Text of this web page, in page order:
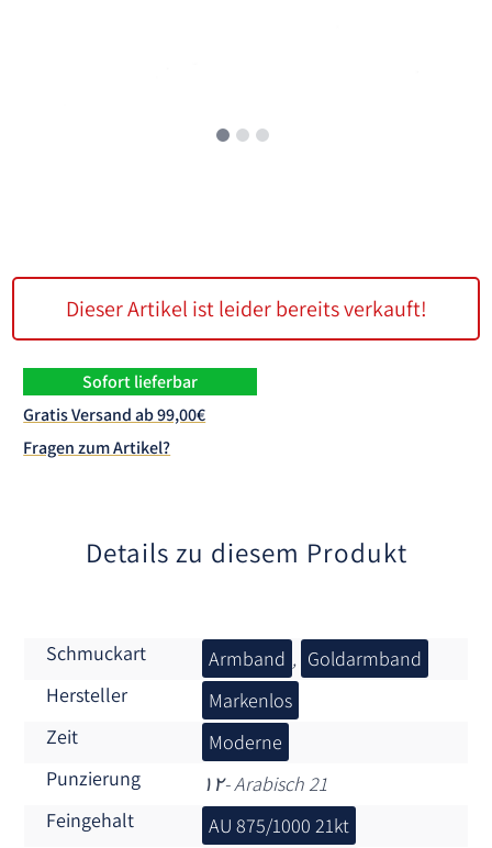
Dieser Artikel ist leider bereits verkauft!
Sofort lieferbar
Gratis Versand ab 99,00€
Fragen zum Artikel?
Details zu diesem Produkt
Schmuckart Armband , Goldarmband
Hersteller
Markenlos
Zeit
Moderne
Punzierung
۱۲- Arabisch 21
Feingehalt
AU 875/1000 21kt